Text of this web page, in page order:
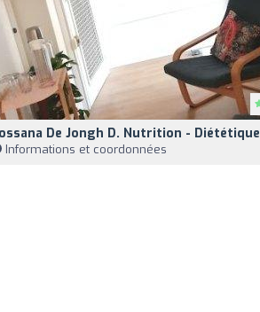
De Jongh D. Nutrition - Diététique
Informations et coordonnées